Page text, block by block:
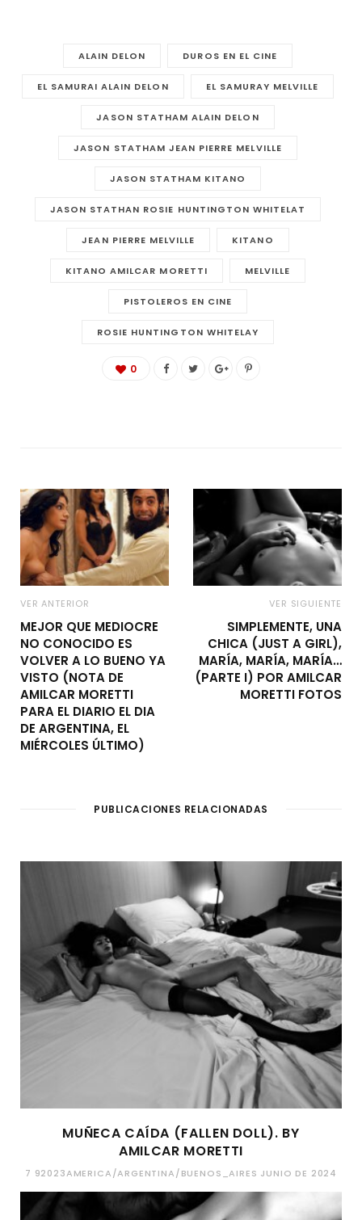
ALAIN DELON DUROS EN EL CINE
EL SAMURAI ALAIN DELON EL SAMURAY MELVILLE
JASON STATHAM ALAIN DELON
JASON STATHAM JEAN PIERRE MELVILLE
JASON STATHAM KITANO
JASON STATHAN ROSIE HUNTINGTON WHITELAT
JEAN PIERRE MELVILLE KITANO
KITANO AMILCAR MORETTI MELVILLE
PISTOLEROS EN CINE
ROSIE HUNTINGTON WHITELAY
0
VER ANTERIOR
MEJOR QUE MEDIOCRE
NO CONOCIDO ES
VOLVER A LO BUENO YA
VISTO (NOTA DE
AMILCAR MORETTI
PARA EL DIARIO EL DIA
DE ARGENTINA, EL
MIÉRCOLES ÚLTIMO)
VER SIGUIENTE
SIMPLEMENTE, UNA
CHICA (JUST A GIRL),
MARÍA, MARÍA, MARÍA…
(PARTE I) POR AMILCAR
MORETTI FOTOS
PUBLICACIONES RELACIONADAS
MUÑECA CAÍDA (FALLEN DOLL). BY
AMILCAR MORETTI
7 92023AMERICA/ARGENTINA/BUENOS_AIRES JUNIO DE 2024